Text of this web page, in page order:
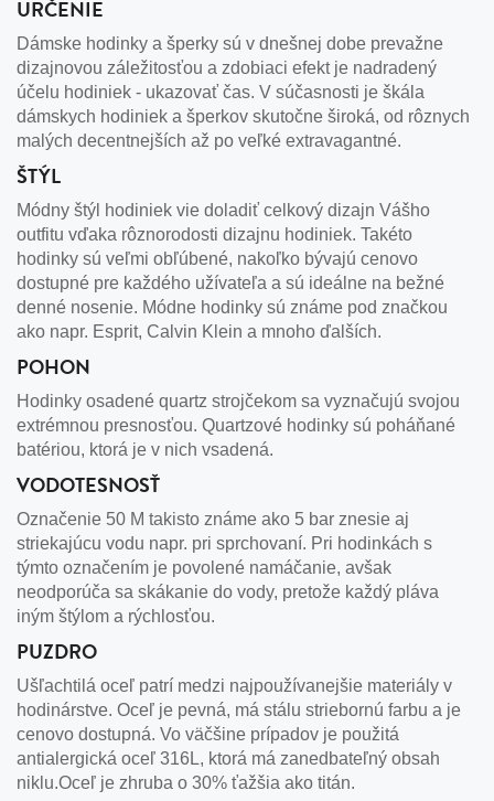
URČENIE
Dámske hodinky a šperky sú v dnešnej dobe prevažne
dizajnovou záležitosťou a zdobiaci efekt je nadradený
účelu hodiniek - ukazovať čas. V súčasnosti je škála
dámskych hodiniek a šperkov skutočne široká, od rôznych
malých decentnejších až po veľké extravagantné.
ŠTÝL
Módny štýl hodiniek vie doladiť celkový dizajn Vášho
outfitu vďaka rôznorodosti dizajnu hodiniek. Takéto
hodinky sú veľmi obľúbené, nakoľko bývajú cenovo
dostupné pre každého užívateľa a sú ideálne na bežné
denné nosenie. Módne hodinky sú známe pod značkou
ako napr. Esprit, Calvin Klein a mnoho ďalších.
POHON
Hodinky osadené quartz strojčekom sa vyznačujú svojou
extrémnou presnosťou. Quartzové hodinky sú poháňané
batériou, ktorá je v nich vsadená.
VODOTESNOSŤ
Označenie 50 M takisto známe ako 5 bar znesie aj
striekajúcu vodu napr. pri sprchovaní. Pri hodinkách s
týmto označením je povolené namáčanie, avšak
neodporúča sa skákanie do vody, pretože každý pláva
iným štýlom a rýchlosťou.
PUZDRO
Ušľachtilá oceľ patrí medzi najpoužívanejšie materiály v
hodinárstve. Oceľ je pevná, má stálu striebornú farbu a je
cenovo dostupná. Vo väčšine prípadov je použitá
antialergická oceľ 316L, ktorá má zanedbateľný obsah
niklu.Oceľ je zhruba o 30% ťažšia ako titán.